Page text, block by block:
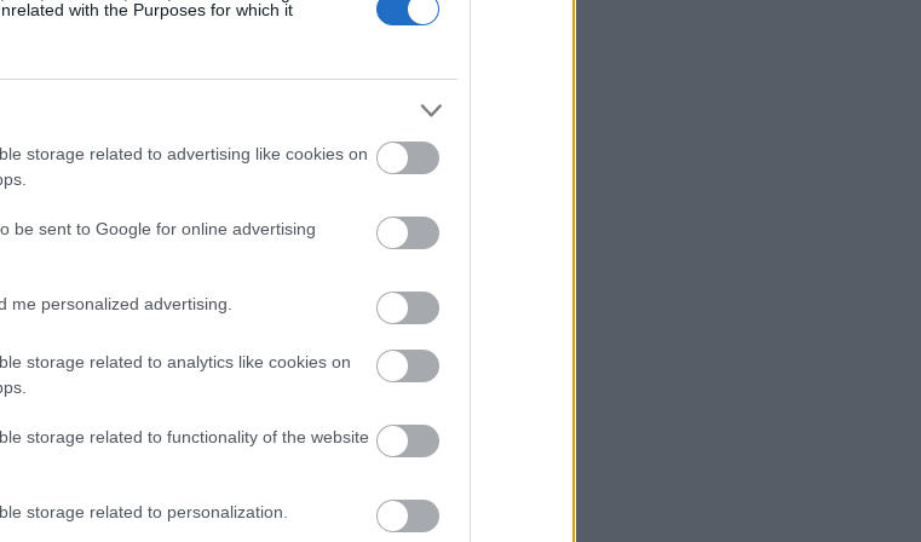
with the Purposes for which it
storage related to advertising like cookies on
be sent to Google for online advertising
me personalized advertising.
storage related to analytics like cookies on
storage related to functionality of the website
storage related to personalization.
των ικανοτήτων
ΕΛ.Α.Σ: «Η απροκάλυπτη ώσμωση
Δικαστικό μπλόκο στην αίθουσα χορού
του Τραμπ στο Λευκό Οίκο
19:27
Μπάρκιν (Fed): «Τα στοιχεία για την
Καταβλήθηκαν 33,58 εκατ. ευρώ σε
λιπασμάτων
από τα τέλη Ιουνίου - Σε νέα υψηλά ο
Stoxx 600
Κορυφώνεται η έξοδος των εκδρομέων
- Στο 100% η πληρότητα σε πολλά
Η Ιταλία απαντά στην Ισπανία: «Δεν
δεχόμαστε τελεσίγραφα» - Σε ισχύ οι